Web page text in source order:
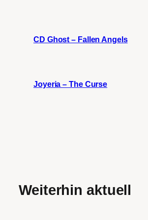
CD Ghost – Fallen Angels
Joyeria – The Curse
Weiterhin aktuell